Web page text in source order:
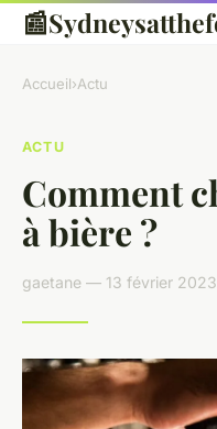
📰
Accueil›Actu
ACTU
Comment
à bière ?
gaetane — 13 février